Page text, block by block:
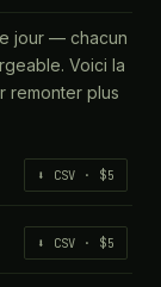
jour — chacun
Voici la
remonter plus
⬇ CSV · $5
⬇ CSV · $5